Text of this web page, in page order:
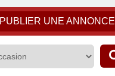
PUBLIER UNE ANNONCE